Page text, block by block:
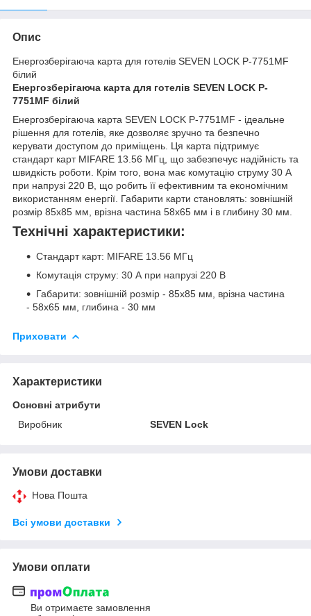
Опис
Енергозберігаюча карта для готелів SEVEN LOCK P-7751MF
білий
Енергозберігаюча карта для готелів SEVEN LOCK P-
7751MF білий
Енергозберігаюча карта SEVEN LOCK P-7751MF - ідеальне
рішення для готелів, яке дозволяє зручно та безпечно
керувати доступом до приміщень. Ця карта підтримує
стандарт карт MIFARE 13.56 МГц, що забезпечує надійність та
швидкість роботи. Крім того, вона має комутацію струму 30 А
при напрузі 220 В, що робить її ефективним та економічним
використанням енергії. Габарити карти становлять: зовнішній
розмір 85х85 мм, врізна частина 58х65 мм і в глибину 30 мм.
Технічні характеристики:
Стандарт карт: MIFARE 13.56 МГц
Комутація струму: 30 А при напрузі 220 В
Габарити: зовнішній розмір - 85х85 мм, врізна частина
- 58х65 мм, глибина - 30 мм
Приховати
Характеристики
Основні атрибути
Виробник
SEVEN Lock
Умови доставки
Нова Пошта
Всі умови доставки
Умови оплати
Ви отримаєте замовлення